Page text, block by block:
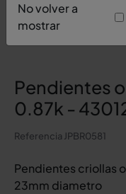
Pendientes
0.87k -
Referencia JPBR0581
Pendientes criollas
23mm diametro
No volver a
mostrar